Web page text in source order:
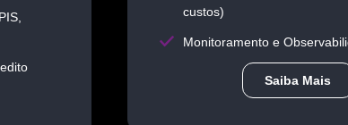
custos)
Monitoramento e
Saiba Mais